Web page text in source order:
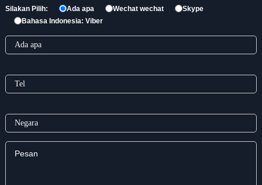
Silakan Pilih: Ada apa Wechat wechat
Skype
Bahasa Indonesia: Viber